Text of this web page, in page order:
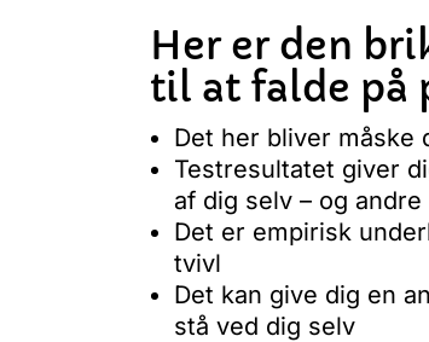
Her er den
til at falde på
Det her bliver måske
Testresultatet giver
af dig selv – og andre
Det er empirisk
tvivl
Det kan give dig en
stå ved dig selv